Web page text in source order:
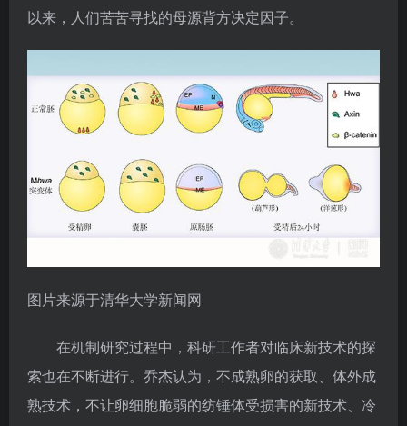
以来，人们苦苦寻找的母源背方决定因子。
图片来源于清华大学新闻网
在机制研究过程中，科研工作者对临床新技术的探
索也在不断进行。乔杰认为，不成熟卵的获取、体外成
熟技术，不让卵细胞脆弱的纺锤体受损害的新技术、冷